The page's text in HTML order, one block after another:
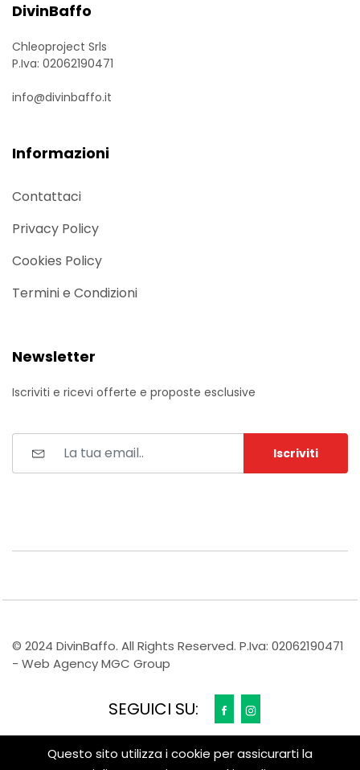
DivinBaffo
Chleoproject Srls
P.Iva: 02062190471
info@divinbaffo.it
Informazioni
Contattaci
Privacy Policy
Cookies Policy
Termini e Condizioni
Newsletter
Iscriviti e ricevi offerte e proposte esclusive
Iscriviti
© 2024 DivinBaffo. All Rights Reserved. P.Iva: 02062190471
- Web Agency MGC Group
SEGUICI SU:
Questo sito utilizza i cookie per assicurarti la